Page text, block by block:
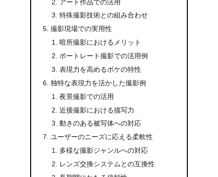
アート作品での活用
特殊撮影技術との組み合わせ
撮影現場での実用性
暗所撮影におけるメリット
ポートレート撮影での活用例
表現力を高めるボケの特性
独特な表現力を活かした撮影例
夜景撮影での活用
近接撮影における描写力
動きのある被写体への対応
ユーザーのニーズに応える柔軟性
多様な撮影ジャンルへの対応
レンズ交換システムとの互換性